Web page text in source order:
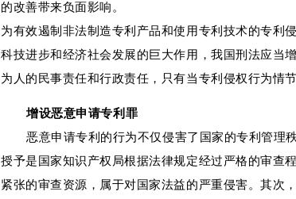
的改善带来负面影响。
为有效遏制非法制造专利产品和使用专利技术的专利
科技进步和经济社会发展的巨大作用，我国刑法应当
为人的民事责任和行政责任，只有当专利侵权行为情
增设恶意申请专利罪
恶意申请专利的行为不仅侵害了国家的专利管理
授予是国家知识产权局根据法律规定经过严格的审查
紧张的审查资源，属于对国家法益的严重侵害。其次